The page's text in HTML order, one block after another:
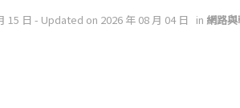
15 日 - Updated on 2026 年 08 月 04 日 in 網路